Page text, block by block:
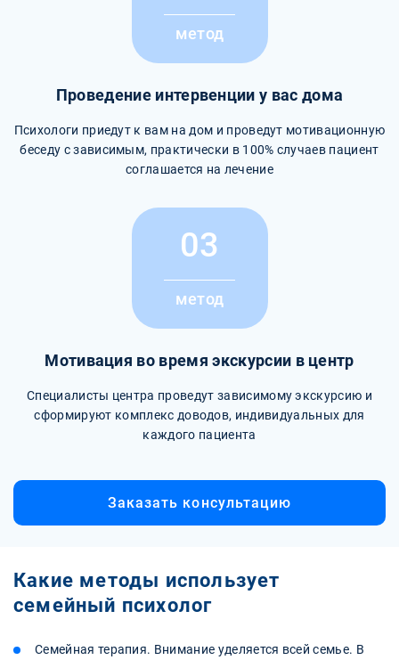
метод
Проведение интервенции у вас дома
Психологи приедут к вам на дом и проведут мотивационную
беседу с зависимым, практически в 100% случаев пациент
соглашается на лечение
03
метод
Мотивация во время экскурсии в центр
Специалисты центра проведут зависимому экскурсию и
сформируют комплекс доводов, индивидуальных для
каждого пациента
Заказать консультацию
Какие методы использует
семейный психолог
Семейная терапия. Внимание уделяется всей семье. В